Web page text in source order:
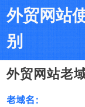
外贸网站
别
外贸网站老
老域名：